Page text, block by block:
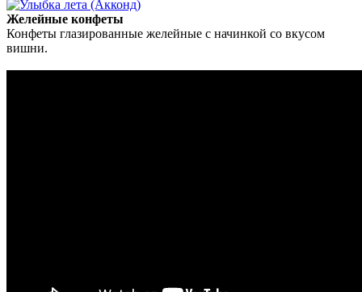
Желейные конфеты
Конфеты глазированные желейные с начинкой со вкусом
вишни.